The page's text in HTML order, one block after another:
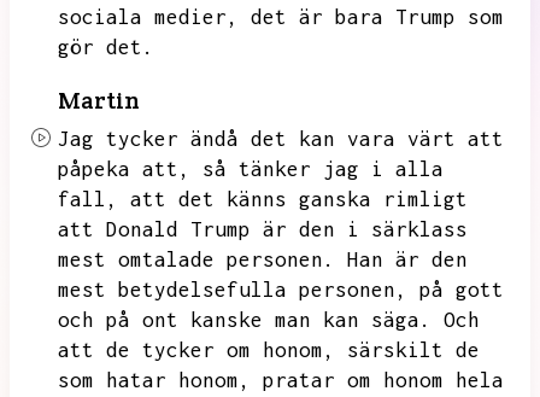
sociala medier,
det är bara Trump som
gör det.
Martin
Jag tycker ändå det kan vara värt att
påpeka att,
så tänker jag i alla
fall,
att det känns ganska rimligt
att Donald Trump är den i särklass
mest omtalade personen.
Han är den
mest betydelsefulla personen,
på gott
och på ont kanske man kan säga.
Och
att de tycker om honom,
särskilt de
som hatar honom,
pratar om honom hela